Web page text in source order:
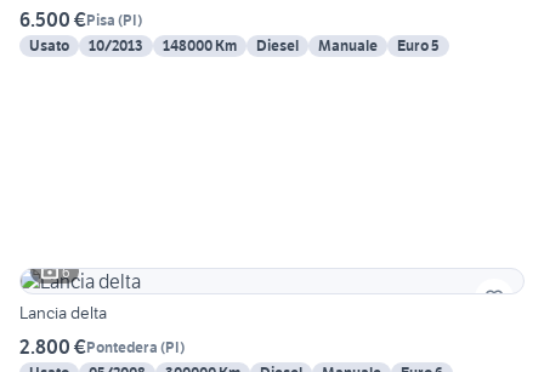
6.500 €Pisa (PI)
Usato
10/2013 148000 Km Diesel Manuale Euro 5
6
Lancia delta
2.800 €Pontedera (PI)